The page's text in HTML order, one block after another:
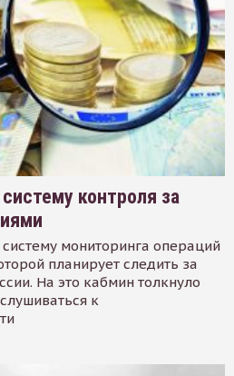
контроля за
мониторинга операций
планирует следить за
На это кабмин толкнуло
к